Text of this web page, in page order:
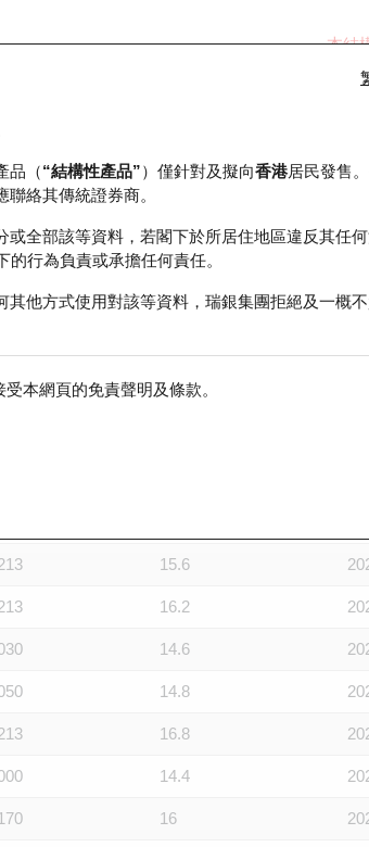
本結
ol-
品（“結構性產品”）僅針對及擬向香港居民發售
絡其傳統證券商。
全部該等資料，若閣下於所居住地區違反其任
的行為負責或承擔任何責任。
他方式使用對該等資料，瑞銀集團拒絕及一概
受本網頁的免責聲明及條款。
15.6
16.2
14.6
14.8
16.8
14.4
16